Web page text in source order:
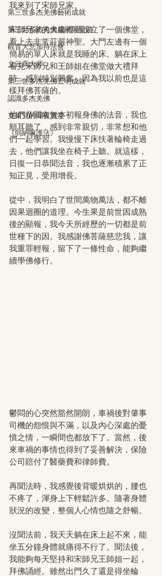
第三世多杰羌佛藝術成就
第三世多杰羌佛成就與聖蹟
觀音大悲加持法會
义云高大师
第三世多杰羌佛五明成就
認識多杰羌佛
克萊兒的深夜實堂
《弱納嘛護法》
我來到了宋師兄家。
宋師兄家的大廳裡面設立了一個佛堂，
看上去非常莊嚴神聖。大門左邊有一個
簡易的單人床就是我睡的床。躺在床上
看見宋師兄和王師姐在佛堂做大禮拜
時，感到特別興奮，因為我以前也是這
樣拜佛菩薩的。
他們恭聞南無本初報身佛的法音，我也
順耳聽了，感到非常親切，非常想和他
們一起學習。我慢慢下床扶著輪椅走過
去，他們讓我坐在椅子上聽。就這樣，
日復一日恭聞法音，我也逐漸積累了正
知正見，受用增長。
從中，我明白了世間萬物萬法，都不離
因果迴圈的道理。今生果是前世因成熟
後的顯報，我今天所經歷的一切都是前
世種下的因。我感謝佛菩薩慈悲我，讓
我重罪輕報，留下了一條性命，能夠繼
續學佛修行。
鬱悶的心突然豁然開朗，車禍後對肇事
司機的怨恨與不滿，以及內心深處的憂
憤之情，一瞬間也都放下了。當然，後
來車禍的事情也得到了妥善解決，保險
公司賠付了醫藥費和律師費。
再聞法時，我感覺後背暖烘烘的，腰也
不疼了，渾身上下輕鬆許多。隨著身體
狀況的改變，整個人心情也隨之舒暢。
沒聞法前，我天天躺在床上起不來，能
坐五分鐘身體就痛得不行了。聞法後，
我能夠每天堅持和宋師兄王師姐一起，
拜佛誦經。雖然出門久了還是得坐輪